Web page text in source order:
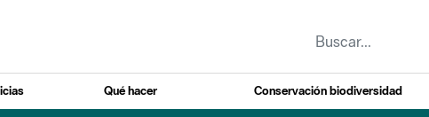
Qué hacer Conservación biodiversidad